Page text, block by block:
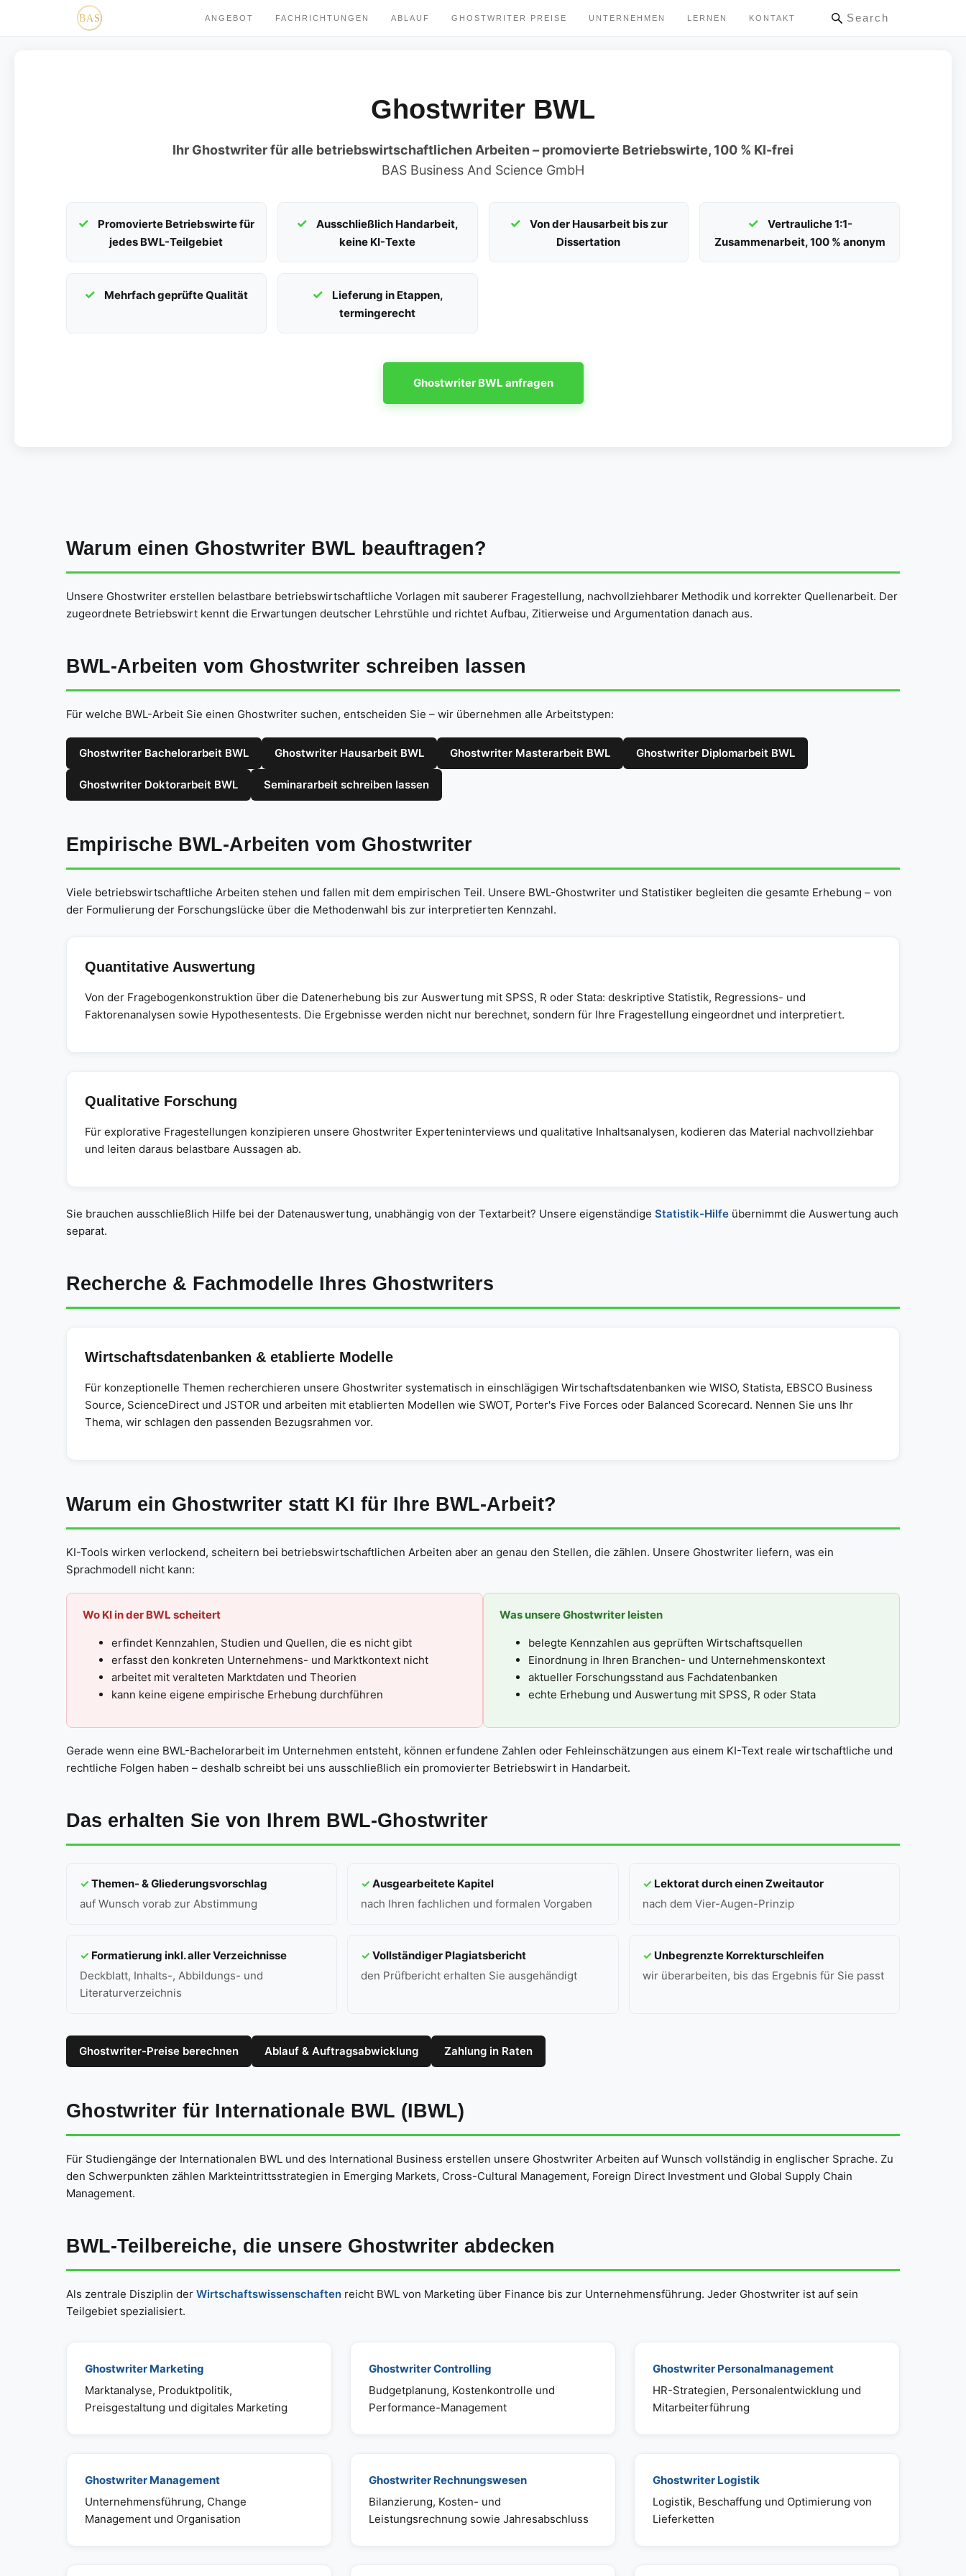
ANGEBOT FACHRICHTUNGEN ABLAUF GHOSTWRITER PREISE UNTERNEHMEN LERNEN KONTAKT Search
Ghostwriter BWL
Ihr Ghostwriter für alle betriebswirtschaftlichen Arbeiten – promovierte Betriebswirte, 100 % KI-frei
BAS Business And Science GmbH
Promovierte Betriebswirte für
jedes BWL-Teilgebiet
Ausschließlich Handarbeit,
keine KI-Texte
Von der Hausarbeit bis zur
Dissertation
Vertrauliche 1:1-
Zusammenarbeit, 100 % anonym
Mehrfach geprüfte Qualität
Lieferung in Etappen,
termingerecht
Ghostwriter BWL anfragen
Warum einen Ghostwriter BWL beauftragen?
Unsere Ghostwriter erstellen belastbare betriebswirtschaftliche Vorlagen mit sauberer Fragestellung, nachvollziehbarer Methodik und korrekter Quellenarbeit. Der
zugeordnete Betriebswirt kennt die Erwartungen deutscher Lehrstühle und richtet Aufbau, Zitierweise und Argumentation danach aus.
BWL-Arbeiten vom Ghostwriter schreiben lassen
Für welche BWL-Arbeit Sie einen Ghostwriter suchen, entscheiden Sie – wir übernehmen alle Arbeitstypen:
Ghostwriter Bachelorarbeit BWL Ghostwriter Hausarbeit BWL Ghostwriter Masterarbeit BWL Ghostwriter Diplomarbeit BWL
Ghostwriter Doktorarbeit BWL Seminararbeit schreiben lassen
Empirische BWL-Arbeiten vom Ghostwriter
Viele betriebswirtschaftliche Arbeiten stehen und fallen mit dem empirischen Teil. Unsere BWL-Ghostwriter und Statistiker begleiten die gesamte Erhebung – von
der Formulierung der Forschungslücke über die Methodenwahl bis zur interpretierten Kennzahl.
Quantitative Auswertung
Von der Fragebogenkonstruktion über die Datenerhebung bis zur Auswertung mit SPSS, R oder Stata: deskriptive Statistik, Regressions- und
Faktorenanalysen sowie Hypothesentests. Die Ergebnisse werden nicht nur berechnet, sondern für Ihre Fragestellung eingeordnet und interpretiert.
Qualitative Forschung
Für explorative Fragestellungen konzipieren unsere Ghostwriter Experteninterviews und qualitative Inhaltsanalysen, kodieren das Material nachvollziehbar
und leiten daraus belastbare Aussagen ab.
Sie brauchen ausschließlich Hilfe bei der Datenauswertung, unabhängig von der Textarbeit? Unsere eigenständige Statistik-Hilfe übernimmt die Auswertung auch
separat.
Recherche & Fachmodelle Ihres Ghostwriters
Wirtschaftsdatenbanken & etablierte Modelle
Für konzeptionelle Themen recherchieren unsere Ghostwriter systematisch in einschlägigen Wirtschaftsdatenbanken wie WISO, Statista, EBSCO Business
Source, ScienceDirect und JSTOR und arbeiten mit etablierten Modellen wie SWOT, Porter's Five Forces oder Balanced Scorecard. Nennen Sie uns Ihr
Thema, wir schlagen den passenden Bezugsrahmen vor.
Warum ein Ghostwriter statt KI für Ihre BWL-Arbeit?
KI-Tools wirken verlockend, scheitern bei betriebswirtschaftlichen Arbeiten aber an genau den Stellen, die zählen. Unsere Ghostwriter liefern, was ein
Sprachmodell nicht kann:
Wo KI in der BWL scheitert
erfindet Kennzahlen, Studien und Quellen, die es nicht gibt
erfasst den konkreten Unternehmens- und Marktkontext nicht
arbeitet mit veralteten Marktdaten und Theorien
kann keine eigene empirische Erhebung durchführen
Was unsere Ghostwriter leisten
belegte Kennzahlen aus geprüften Wirtschaftsquellen
Einordnung in Ihren Branchen- und Unternehmenskontext
aktueller Forschungsstand aus Fachdatenbanken
echte Erhebung und Auswertung mit SPSS, R oder Stata
Gerade wenn eine BWL-Bachelorarbeit im Unternehmen entsteht, können erfundene Zahlen oder Fehleinschätzungen aus einem KI-Text reale wirtschaftliche und
rechtliche Folgen haben – deshalb schreibt bei uns ausschließlich ein promovierter Betriebswirt in Handarbeit.
Das erhalten Sie von Ihrem BWL-Ghostwriter
✓Themen- & Gliederungsvorschlag
auf Wunsch vorab zur Abstimmung
✓Ausgearbeitete Kapitel
nach Ihren fachlichen und formalen Vorgaben
✓Lektorat durch einen Zweitautor
nach dem Vier-Augen-Prinzip
✓ Formatierung inkl. aller Verzeichnisse
Deckblatt, Inhalts-, Abbildungs- und
Literaturverzeichnis
✓Vollständiger Plagiatsbericht
den Prüfbericht erhalten Sie ausgehändigt
✓Unbegrenzte Korrekturschleifen
wir überarbeiten, bis das Ergebnis für Sie passt
Ghostwriter-Preise berechnen Ablauf & Auftragsabwicklung Zahlung in Raten
Ghostwriter für Internationale BWL (IBWL)
Für Studiengänge der Internationalen BWL und des International Business erstellen unsere Ghostwriter Arbeiten auf Wunsch vollständig in englischer Sprache. Zu
den Schwerpunkten zählen Markteintrittsstrategien in Emerging Markets, Cross-Cultural Management, Foreign Direct Investment und Global Supply Chain
Management.
BWL-Teilbereiche, die unsere Ghostwriter abdecken
Als zentrale Disziplin der Wirtschaftswissenschaften reicht BWL von Marketing über Finance bis zur Unternehmensführung. Jeder Ghostwriter ist auf sein
Teilgebiet spezialisiert.
Ghostwriter Marketing
Marktanalyse, Produktpolitik,
Preisgestaltung und digitales Marketing
Ghostwriter Controlling
Budgetplanung, Kostenkontrolle und
Performance-Management
Ghostwriter Personalmanagement
HR-Strategien, Personalentwicklung und
Mitarbeiterführung
Ghostwriter Management
Unternehmensführung, Change
Management und Organisation
Ghostwriter Rechnungswesen
Bilanzierung, Kosten- und
Leistungsrechnung sowie Jahresabschluss
Ghostwriter Logistik
Logistik, Beschaffung und Optimierung von
Lieferketten